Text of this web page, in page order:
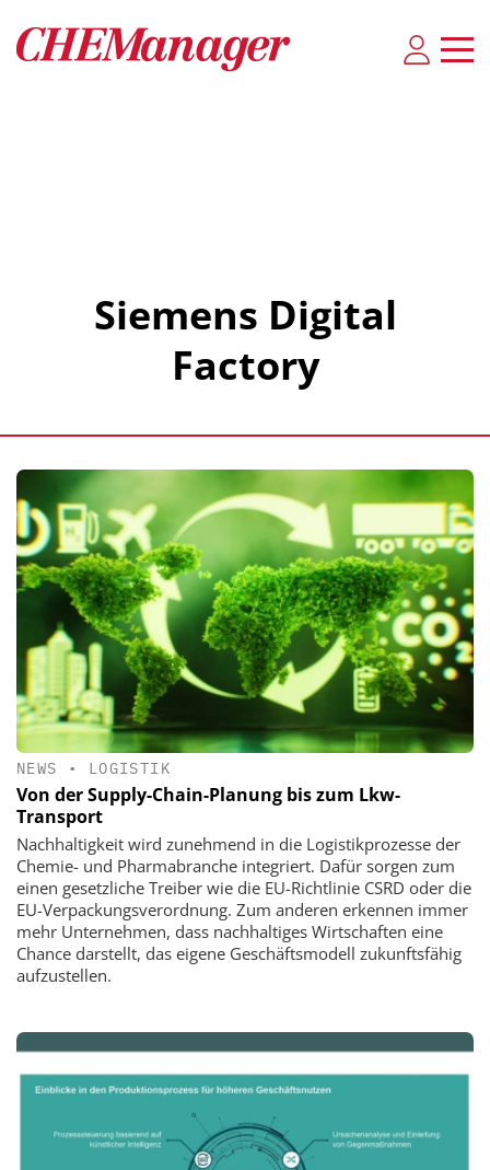
Siemens Digital
Factory
NEWS • LOGISTIK
Von der Supply-Chain-Planung bis zum Lkw-
Transport
Nachhaltigkeit wird zunehmend in die Logistikprozesse der
Chemie- und Pharmabranche integriert. Dafür sorgen zum
einen gesetzliche Treiber wie die EU-Richtlinie CSRD oder die
EU-Verpackungsverordnung. Zum anderen erkennen immer
mehr Unternehmen, dass nachhaltiges Wirtschaften eine
Chance darstellt, das eigene Geschäftsmodell zukunftsfähig
aufzustellen.